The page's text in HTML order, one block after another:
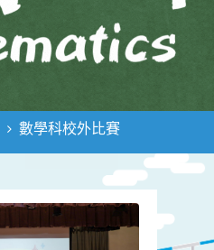
數學科校外比賽